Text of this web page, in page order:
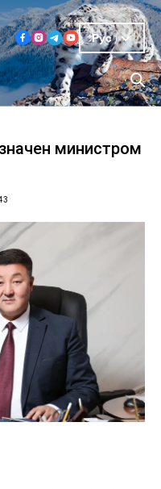
Рус
министром